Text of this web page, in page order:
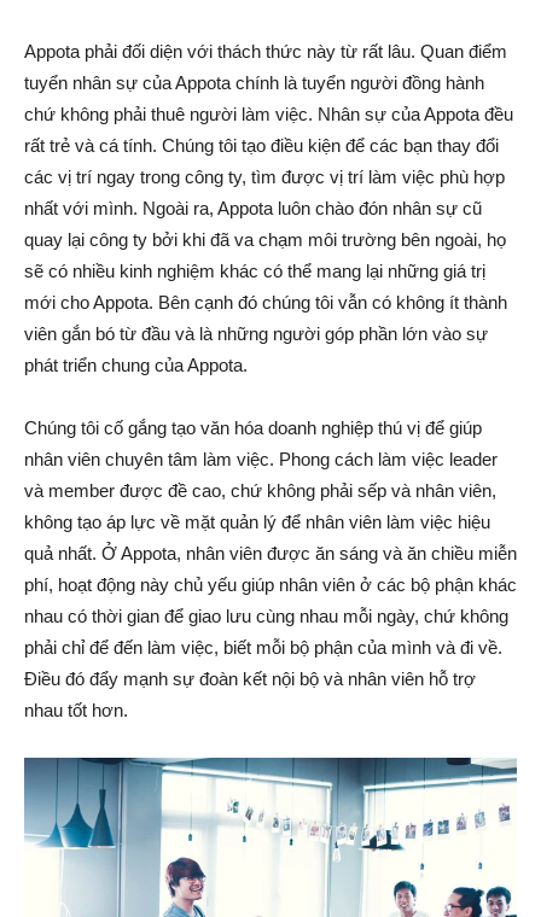
Appota phải đối diện với thách thức này từ rất lâu. Quan điểm
tuyển nhân sự của Appota chính là tuyển người đồng hành
chứ không phải thuê người làm việc. Nhân sự của Appota đều
rất trẻ và cá tính. Chúng tôi tạo điều kiện để các bạn thay đổi
các vị trí ngay trong công ty, tìm được vị trí làm việc phù hợp
nhất với mình. Ngoài ra, Appota luôn chào đón nhân sự cũ
quay lại công ty bởi khi đã va chạm môi trường bên ngoài, họ
sẽ có nhiều kinh nghiệm khác có thể mang lại những giá trị
mới cho Appota. Bên cạnh đó chúng tôi vẫn có không ít thành
viên gắn bó từ đầu và là những người góp phần lớn vào sự
phát triển chung của Appota.
Chúng tôi cố gắng tạo văn hóa doanh nghiệp thú vị để giúp
nhân viên chuyên tâm làm việc. Phong cách làm việc leader
và member được đề cao, chứ không phải sếp và nhân viên,
không tạo áp lực về mặt quản lý để nhân viên làm việc hiệu
quả nhất. Ở Appota, nhân viên được ăn sáng và ăn chiều miễn
phí, hoạt động này chủ yếu giúp nhân viên ở các bộ phận khác
nhau có thời gian để giao lưu cùng nhau mỗi ngày, chứ không
phải chỉ để đến làm việc, biết mỗi bộ phận của mình và đi về.
Điều đó đẩy mạnh sự đoàn kết nội bộ và nhân viên hỗ trợ
nhau tốt hơn.